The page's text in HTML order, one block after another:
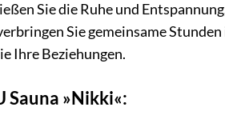
Sie die Ruhe und
Sie gemeinsame
Ihre Beziehungen.
Sauna »Nikki«: